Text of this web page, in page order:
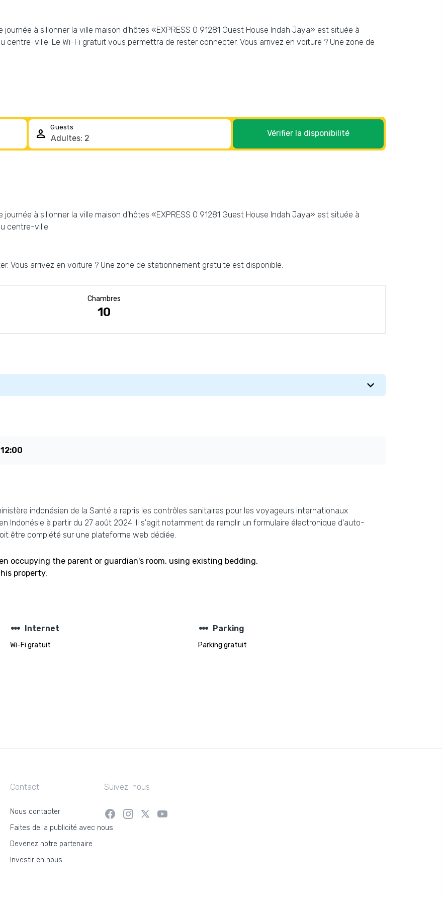
à sillonner la ville maison d’hôtes «EXPRESS O 91281 Guest House Indah Jaya» est située à
centre-ville. Le Wi-Fi gratuit vous permettra de rester connecter. Vous arrivez en voiture ? Une zone de
person Guests
Vérifier la disponibilité
à sillonner la ville maison d’hôtes «EXPRESS O 91281 Guest House Indah Jaya» est située à
centre-ville.
Vous arrivez en voiture ? Une zone de stationnement gratuite est disponible.
Chambres
10
12:00
indonésien de la Santé a repris les contrôles sanitaires pour les voyageurs internationaux
Indonésie à partir du 27 août 2024. Il s'agit notamment de remplir un formulaire électronique d'auto-
être complété sur une plateforme web dédiée.
occupying the parent or guardian's room, using existing bedding.
property.
steppers Internet
Wi-Fi gratuit
steppers Parking
Parking gratuit
Contact
Nous contacter
Faites de la publicité avec nous
Devenez notre partenaire
Investir en nous
Suivez-nous